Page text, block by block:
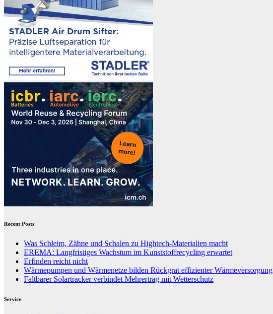
Recent Posts
Was Schleim, Zähne und Schalen zu Hightech-Materialien macht
EREMA: Langfristiges Wachstum im Kunststoffrecycling erwartet
Erfinden reicht nicht
Wärmepumpen und Wärmenetze bilden Rückgrat effizienter Wärmeversorgung
Faltbarer Solartracker verbindet Mehrertrag mit Wetterschutz
Service